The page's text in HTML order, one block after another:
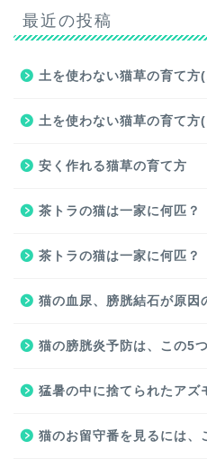
最近の投稿
土を使わない猫草の育て方
土を使わない猫草の育て方
安く作れる猫草の育て方
茶トラの猫は一家に何匹
茶トラの猫は一家に何匹？
猫の血尿、膀胱結石が原因
猫の膀胱炎予防は、この5
猛暑の中に捨てられたアズ
猫のお留守番を見るには、